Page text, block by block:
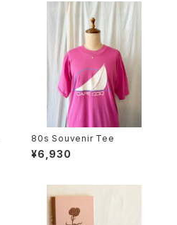
80s Souvenir Tee
¥6,930